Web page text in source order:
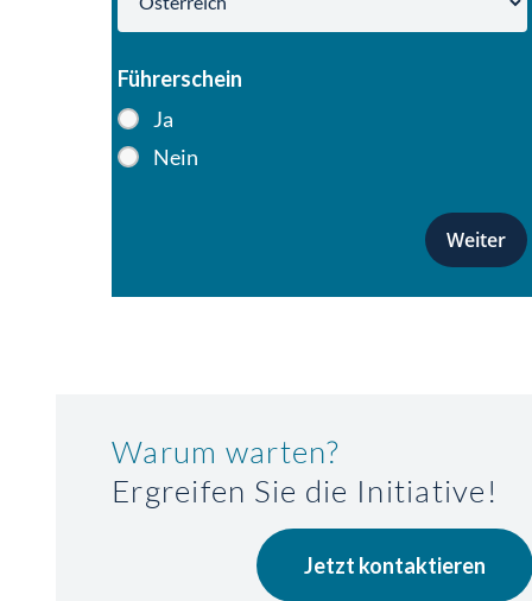
Führerschein
Ja
Nein
Warum warten?
Ergreifen Sie die Initiative!
Jetzt kontaktieren